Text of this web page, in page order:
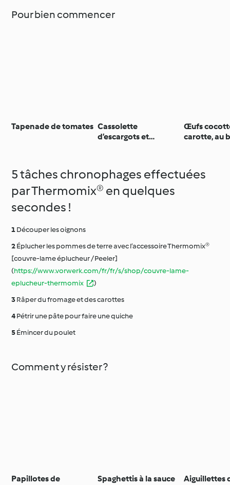
Pour bien commencer
Tapenade de tomates Cassolette
d’escargots et
Œufs
carotte, au
5 tâches chronophages effectuées
par Thermomix® en quelques
secondes !
Découper les oignons
Éplucher les pommes de terre avec l’accessoire Thermomix®
[couvre-lame éplucheur / Peeler]
(https://www.vorwerk.com/fr/fr/s/shop/couvre-lame-
eplucheur-thermomix
)
Râper du fromage et des carottes
Pétrir une pâte pour faire une quiche
Émincer du poulet
Comment y résister ?
Papillotes de
Spaghettis à la sauce
Aiguillettes